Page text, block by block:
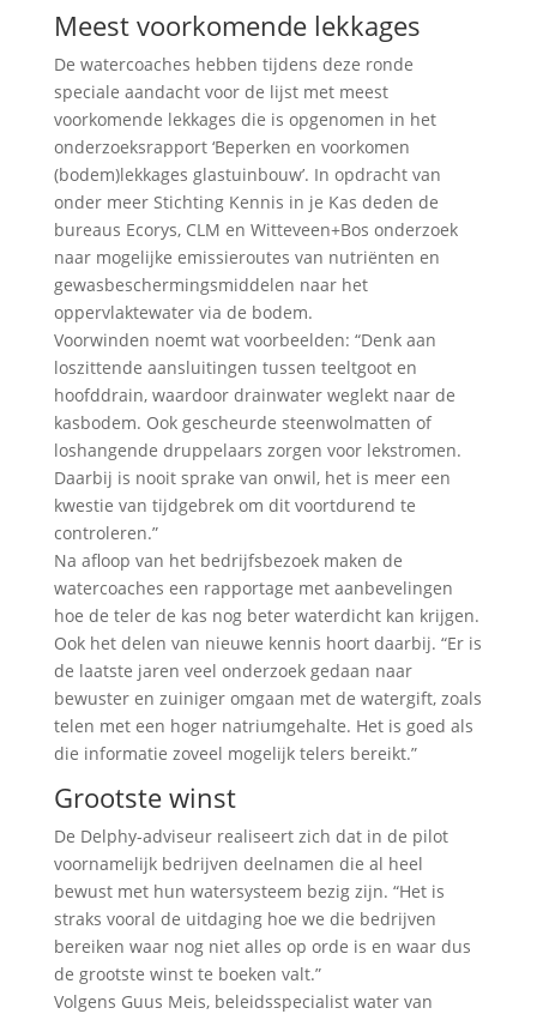
Meest voorkomende lekkages
De watercoaches hebben tijdens deze ronde
speciale aandacht voor de lijst met meest
voorkomende lekkages die is opgenomen in het
onderzoeksrapport ‘Beperken en voorkomen
(bodem)lekkages glastuinbouw’. In opdracht van
onder meer Stichting Kennis in je Kas deden de
bureaus Ecorys, CLM en Witteveen+Bos onderzoek
naar mogelijke emissieroutes van nutriënten en
gewasbeschermingsmiddelen naar het
oppervlaktewater via de bodem.
Voorwinden noemt wat voorbeelden: “Denk aan
loszittende aansluitingen tussen teeltgoot en
hoofddrain, waardoor drainwater weglekt naar de
kasbodem. Ook gescheurde steenwolmatten of
loshangende druppelaars zorgen voor lekstromen.
Daarbij is nooit sprake van onwil, het is meer een
kwestie van tijdgebrek om dit voortdurend te
controleren.”
Na afloop van het bedrijfsbezoek maken de
watercoaches een rapportage met aanbevelingen
hoe de teler de kas nog beter waterdicht kan krijgen.
Ook het delen van nieuwe kennis hoort daarbij. “Er is
de laatste jaren veel onderzoek gedaan naar
bewuster en zuiniger omgaan met de watergift, zoals
telen met een hoger natriumgehalte. Het is goed als
die informatie zoveel mogelijk telers bereikt.”
Grootste winst
De Delphy-adviseur realiseert zich dat in de pilot
voornamelijk bedrijven deelnamen die al heel
bewust met hun watersysteem bezig zijn. “Het is
straks vooral de uitdaging hoe we die bedrijven
bereiken waar nog niet alles op orde is en waar dus
de grootste winst te boeken valt.”
Volgens Guus Meis, beleidsspecialist water van